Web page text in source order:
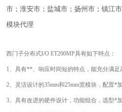
市；淮安市；盐城市；扬州市；镇江
模块代理
西门子分布式I/O ET200MP具有如下特点：
1、具有**、响应时间短的特点，能充分满足
2、灵活设计的35mm和25mm宽模块，配置*
3、具有改进的硬件设计，功能组合，选型*